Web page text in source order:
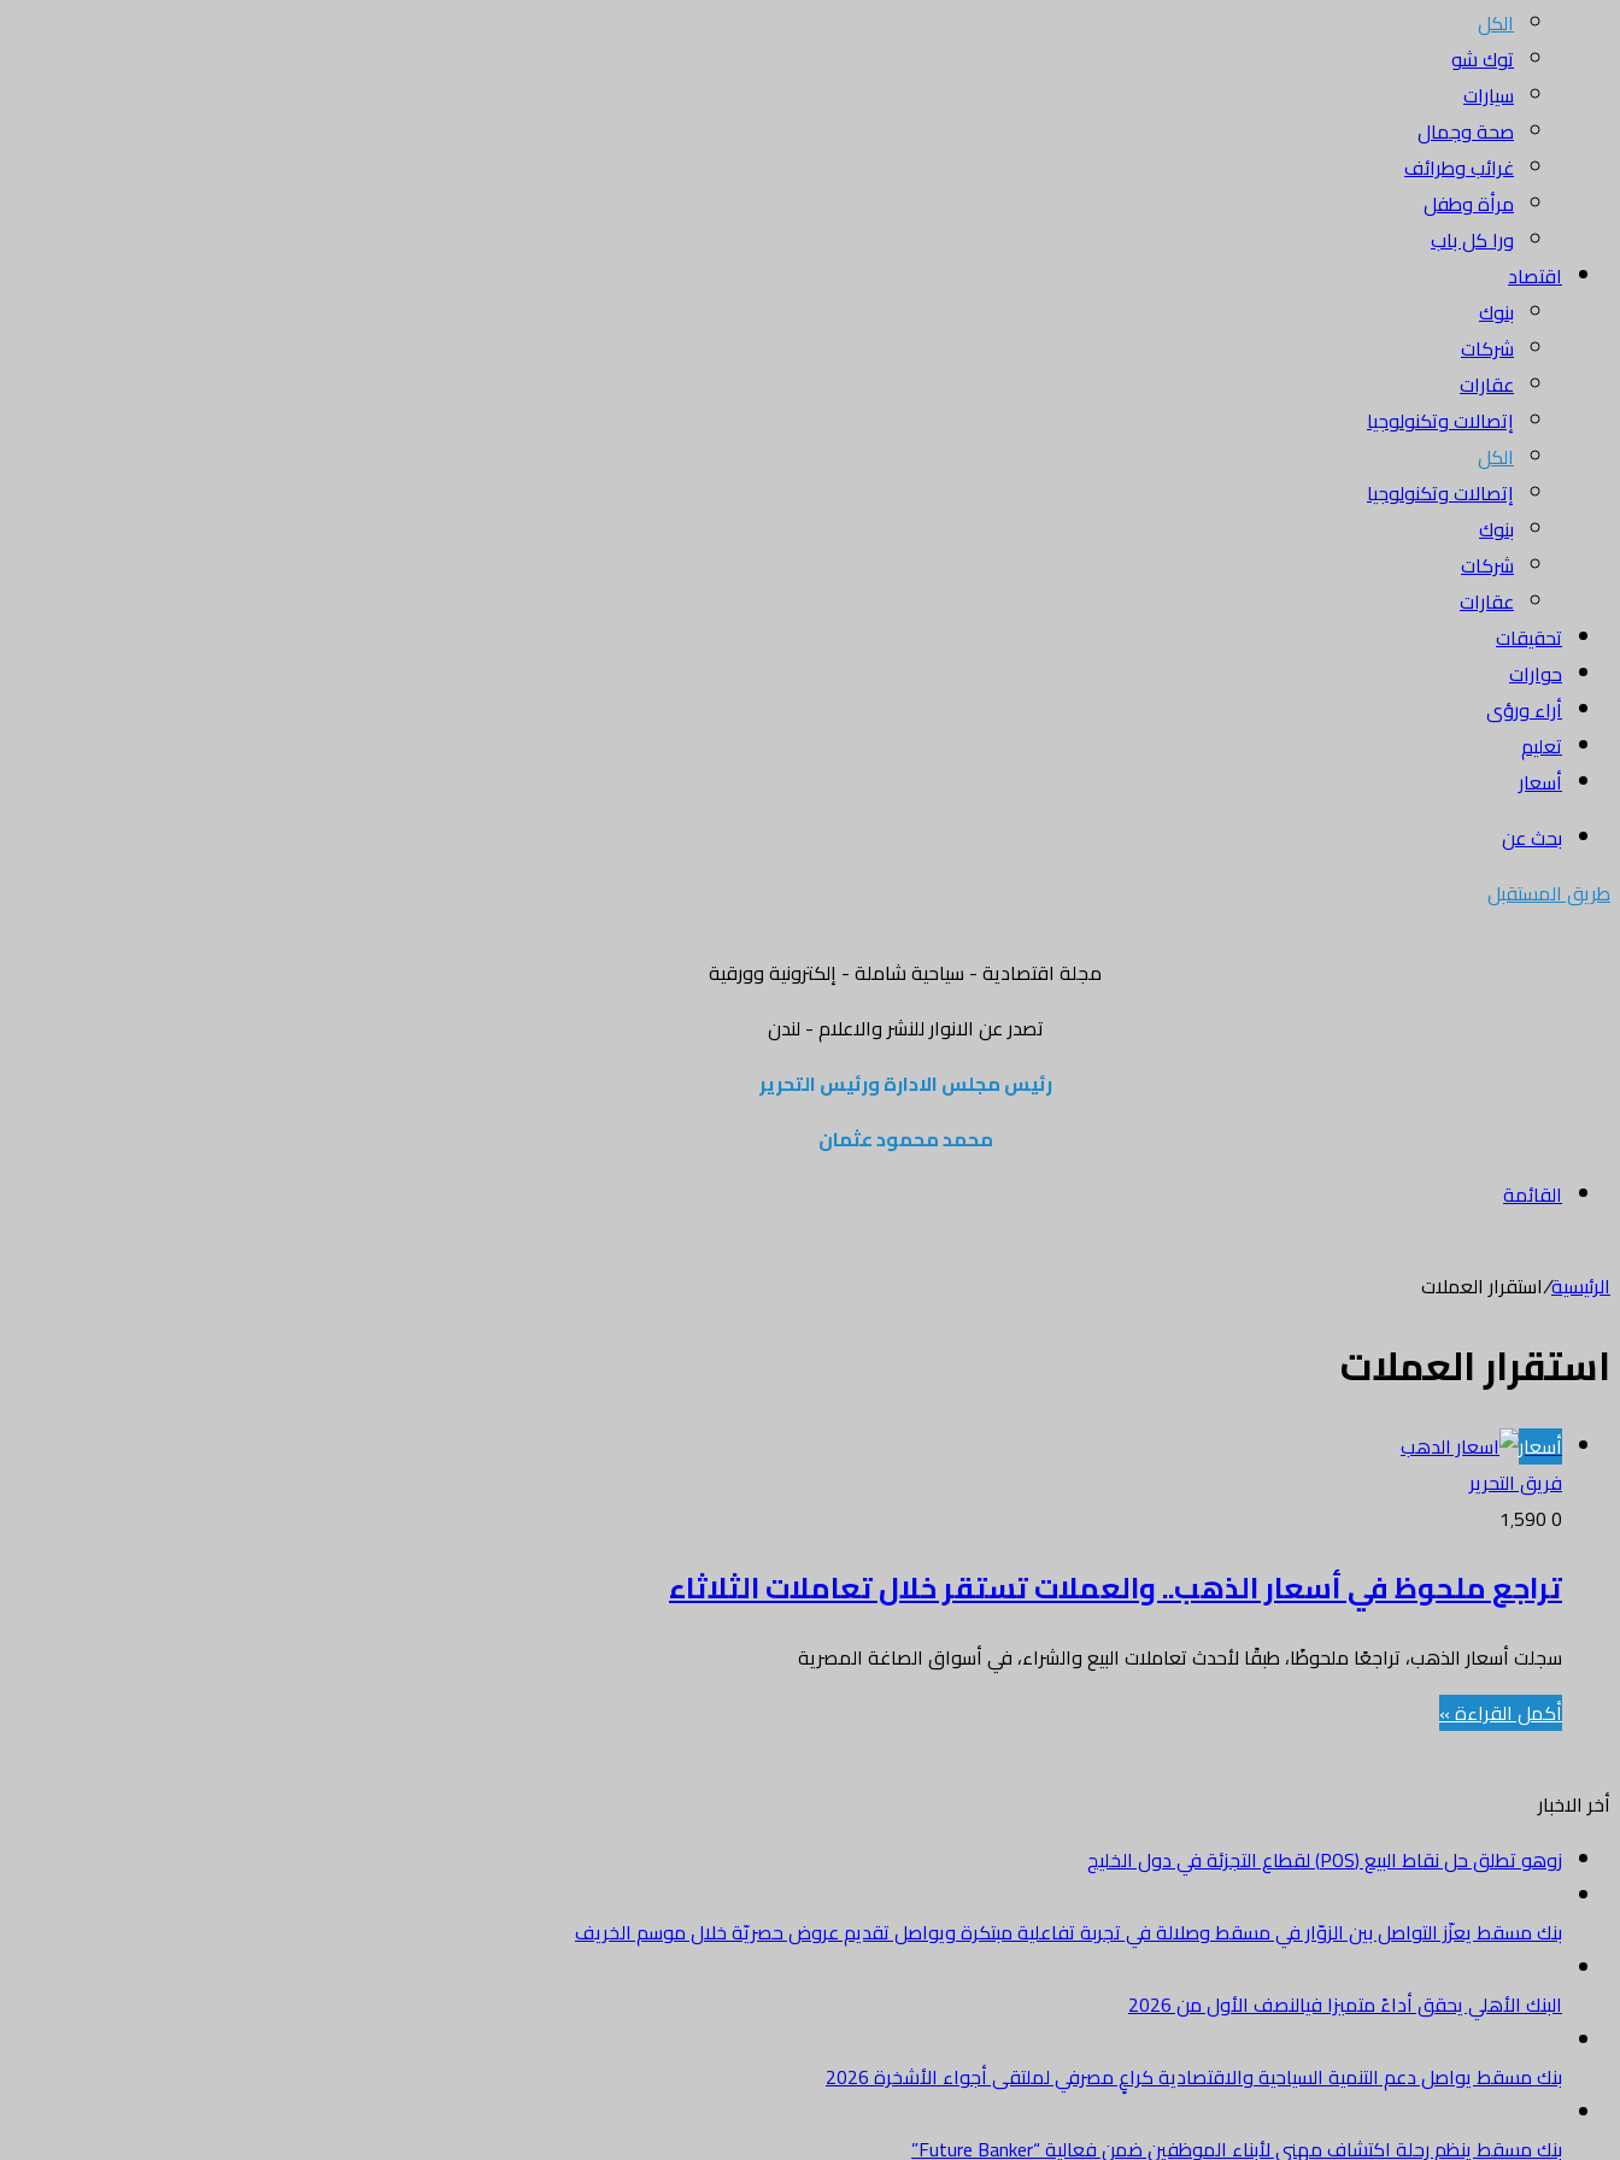
الكل
توك شو
سيارات
صحة وجمال
غرائب وطرائف
مرأة وطفل
ورا كل باب
اقتصاد
بنوك
شركات
عقارات
إتصالات وتكنولوجيا
الكل
إتصالات وتكنولوجيا
بنوك
شركات
عقارات
تحقيقات
حوارات
أراء ورؤى
تعليم
أسعار
بحث عن
طريق المستقبل
مجلة اقتصادية - سياحية شاملة - إلكترونية وورقية
تصدر عن الانوار للنشر والاعلام - لندن
رئيس مجلس الادارة ورئيس التحرير
محمد محمود عثمان
القائمة
الرئيسية/استقرار العملات
استقرار العملات
أسعار
فريق التحرير
0
تراجع ملحوظ في أسعار الذهب.. والعملات تستقر خلال تعاملات الثلاثاء
سجلت أسعار الذهب، تراجعًا ملحوظًا، طبقًا لأحدث تعاملات البيع والشراء، في أسواق الصاغة المصرية
أكمل القراءة »
أخر الاخبار
زوهو تطلق حل نقاط البيع (POS) لقطاع التجزئة في دول الخليج
بنك مسقط يعزّز التواصل بين الزوّار في مسقط وصلالة في تجربة تفاعلية مبتكرة ويواصل تقديم عروض حصريّة خلال موسم الخريف
البنك الأهلي يحقق أداءً متميزا فيالنصف الأول من 2026
بنك مسقط يواصل دعم التنمية السياحية والاقتصادية كراعٍ مصرفي لملتقى أجواء الأشخرة 2026
بنك مسقط ينظم رحلة اكتشاف مهني لأبناء الموظفين ضمن فعالية “Future Banker”